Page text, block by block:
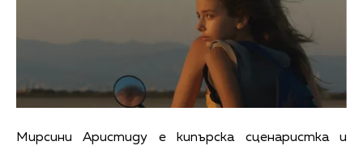
Мирсини Аристиду е кипърска сценаристка и